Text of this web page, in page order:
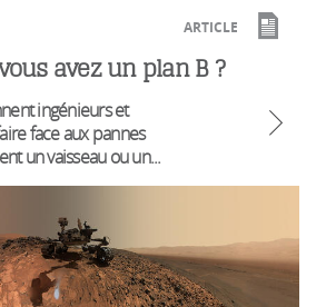
ARTICLE
avez un plan B ?
ingénieurs et
face aux pannes
un vaisseau ou un...